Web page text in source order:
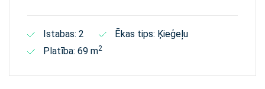
Istabas: 2
Ēkas tips: Ķieģeļu
Platība: 69 m2